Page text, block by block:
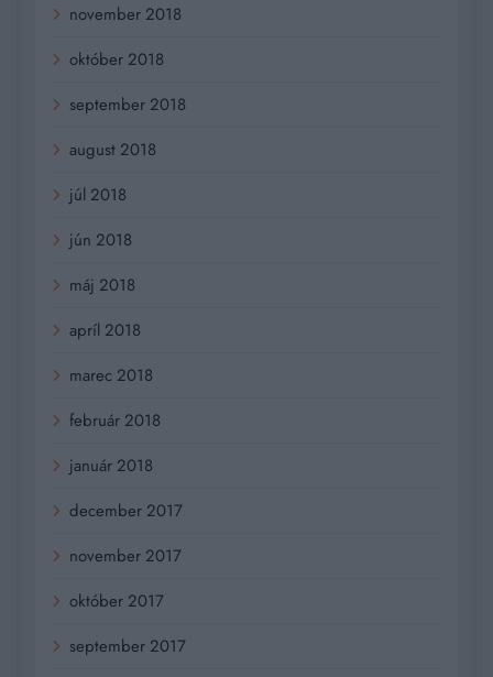
november 2018
október 2018
september 2018
august 2018
júl 2018
jún 2018
máj 2018
apríl 2018
marec 2018
február 2018
január 2018
december 2017
november 2017
október 2017
september 2017